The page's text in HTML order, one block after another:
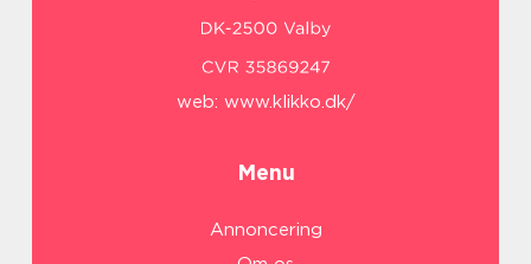
web: www.klikko.dk/
Menu
Annoncering